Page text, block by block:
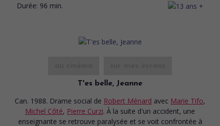
Durée: 96 min.
T'es belle, Jeanne
Can. 1988. Drame social de Robert Ménard avec Marie Tifo,
Michel Côté, Pierre Curzi. À la suite d'un accident, une
enseignante se retrouve paralysée et se voit confrontée à